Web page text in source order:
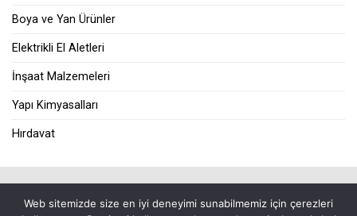
Boya ve Yan Ürünler
Elektrikli El Aletleri
İnşaat Malzemeleri
Yapı Kimyasalları
Hırdavat
|
Web sitemizde size en iyi deneyimi sunabilmemiz için çerezleri